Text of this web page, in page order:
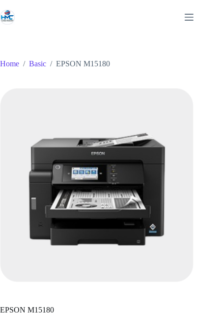
to
content
Home / Basic / EPSON M15180
EPSON M15180